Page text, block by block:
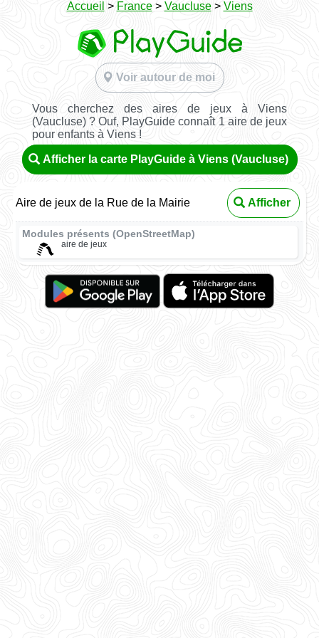
Accueil > France> Vaucluse> Viens
Voir autour de moi
Vous cherchez des aires de jeux à Viens
(Vaucluse) ? Ouf, PlayGuide connaît 1 aire de jeux
pour enfants à Viens !
Afficher la carte PlayGuide à Viens (Vaucluse)
Aire de jeux de la Rue de la Mairie Afficher
Modules présents (OpenStreetMap)
aire de jeux